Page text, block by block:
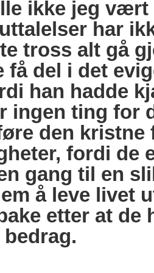
ikke jeg vært
har
tross alt gå
få del i det
han hadde
ingen ting for
den kristne
fordi de
gang til en
å leve livet
etter at de